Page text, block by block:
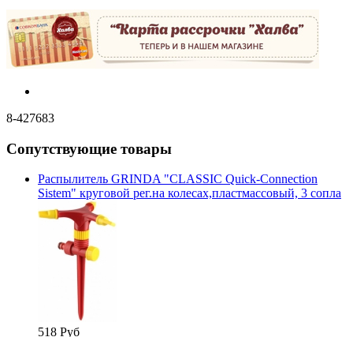
8-427683
Сопутствующие товары
Распылитель GRINDA "CLASSIC Quick-Connection
Sistem" круговой рег.на колесах,пластмассовый, 3 сопла
518 Руб